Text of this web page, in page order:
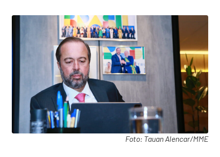
Foto: Tauan Alencar/MME